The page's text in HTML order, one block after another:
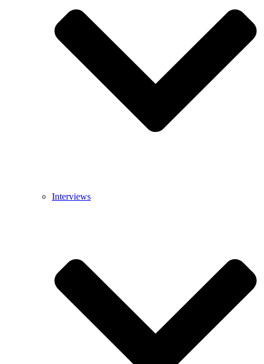
Interviews